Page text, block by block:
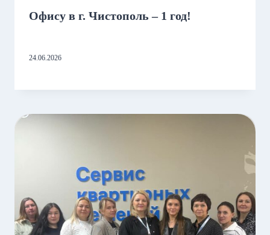
Офису в г. Чистополь – 1 год!
24.06.2026